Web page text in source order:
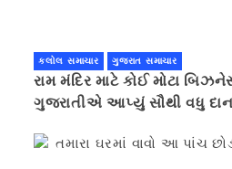
કલોલ સમાચાર ગુજરાત સમાચાર
રામ મંદિર માટે કોઈ મોટા
ગુજરાતીએ આપ્યું સૌથી વધુ દાન